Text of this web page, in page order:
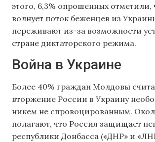
этого, 6,3% опрошенных отметили,
волнует поток беженцев из
переживают из-за возможности
стране диктаторского режима.
Война в Украине
Более 40% граждан Молдовы
вторжение России в Украину
никем не спровоцированным.
полагают, что Россия защищает
республики Донбасса («ДНР» и